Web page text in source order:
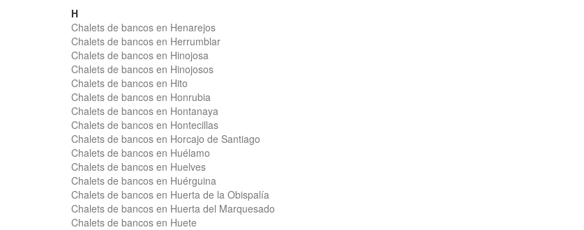
H
Chalets de bancos en Henarejos
Chalets de bancos en Herrumblar
Chalets de bancos en Hinojosa
Chalets de bancos en Hinojosos
Chalets de bancos en Hito
Chalets de bancos en Honrubia
Chalets de bancos en Hontanaya
Chalets de bancos en Hontecillas
Chalets de bancos en Horcajo de Santiago
Chalets de bancos en Huélamo
Chalets de bancos en Huelves
Chalets de bancos en Huérguina
Chalets de bancos en Huerta de la Obispalía
Chalets de bancos en Huerta del Marquesado
Chalets de bancos en Huete